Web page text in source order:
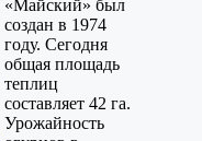
«Майский» был
создан в 1974
году. Сегодня
общая площадь
теплиц
составляет 42 га.
Урожайность